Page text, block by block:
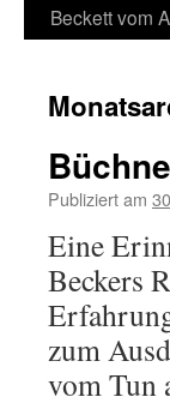
Beckett vom
Publiziert am
Eine
Beckers
zum
vom Tun